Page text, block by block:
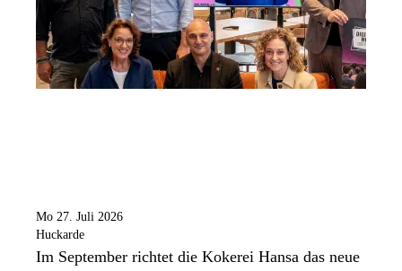
Mo 27. Juli 2026
Huckarde
Im September richtet die Kokerei Hansa das neue